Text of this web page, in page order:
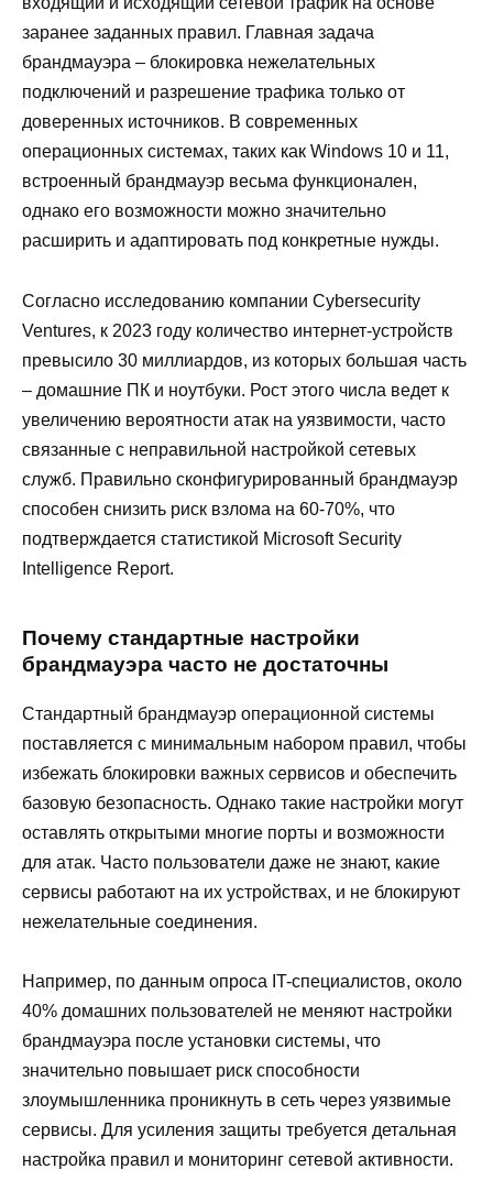
заранее заданных правил. Главная задача
брандмауэра – блокировка нежелательных
подключений и разрешение трафика только от
доверенных источников. В современных
операционных системах, таких как Windows 10 и 11,
встроенный брандмауэр весьма функционален,
однако его возможности можно значительно
расширить и адаптировать под конкретные нужды.
Согласно исследованию компании Cybersecurity
Ventures, к 2023 году количество интернет-устройств
превысило 30 миллиардов, из которых большая часть
– домашние ПК и ноутбуки. Рост этого числа ведет к
увеличению вероятности атак на уязвимости, часто
связанные с неправильной настройкой сетевых
служб. Правильно сконфигурированный брандмауэр
способен снизить риск взлома на 60-70%, что
подтверждается статистикой Microsoft Security
Intelligence Report.
Почему стандартные настройки
брандмауэра часто не достаточны
Стандартный брандмауэр операционной системы
поставляется с минимальным набором правил, чтобы
избежать блокировки важных сервисов и обеспечить
базовую безопасность. Однако такие настройки могут
оставлять открытыми многие порты и возможности
для атак. Часто пользователи даже не знают, какие
сервисы работают на их устройствах, и не блокируют
нежелательные соединения.
Например, по данным опроса IT-специалистов, около
40% домашних пользователей не меняют настройки
брандмауэра после установки системы, что
значительно повышает риск способности
злоумышленника проникнуть в сеть через уязвимые
сервисы. Для усиления защиты требуется детальная
настройка правил и мониторинг сетевой активности.